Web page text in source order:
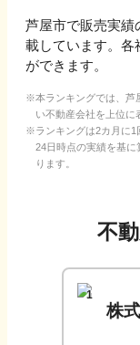
芦屋市で販売実績
載しています。各
ができます。
本ランキングでは、 芦
い不動産会社を上位に
ランキングは2カ月に
24日時点の実績を基に
ります。
不
1
株